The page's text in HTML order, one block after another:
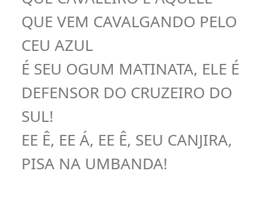
QUE VEM CAVALGANDO PELO
CEU AZUL
É SEU OGUM MATINATA, ELE É
DEFENSOR DO CRUZEIRO DO
SUL!
EE Ê, EE Á, EE Ê, SEU CANJIRA,
PISA NA UMBANDA!